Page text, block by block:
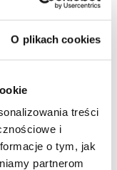
O plikach cookies
treści
i
o tym, jak
partnerom
wspólnie
Łączy w
core